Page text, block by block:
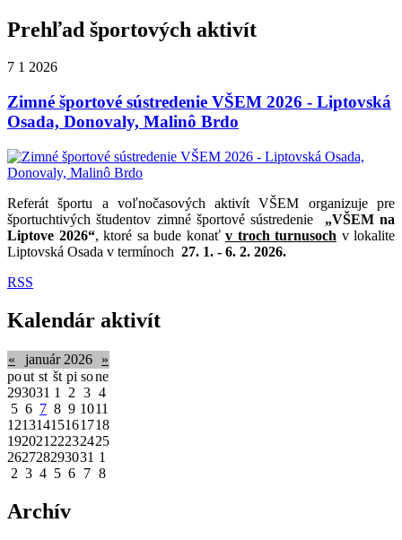
Prehľad športových aktivít
7 1 2026
Zimné športové sústredenie VŠEM 2026 - Liptovská
Osada, Donovaly, Malinô Brdo
Referát športu a voľnočasových aktivít VŠEM organizuje pre
športuchtivých študentov zimné športové sústredenie „VŠEM na
Liptove 2026“, ktoré sa bude konať v troch turnusoch v lokalite
Liptovská Osada v termínoch 27. 1. - 6. 2. 2026.
RSS
Kalendár aktivít
« január 2026
»
pout st št pi sone
293031 1 2 3 4
5 6 7 8 9 1011
12131415161718
192021 22232425
262728293031 1
2 3 4 5 6 7 8
Archív